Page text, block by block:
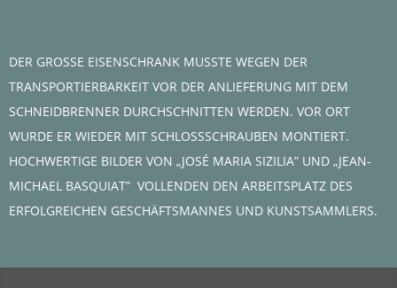
DER GROSSE EISENSCHRANK MUSSTE WEGEN DER
TRANSPORTIERBARKEIT VOR DER ANLIEFERUNG MIT DEM
SCHNEIDBRENNER DURCHSCHNITTEN WERDEN. VOR ORT
WURDE ER WIEDER MIT SCHLOSSSCHRAUBEN MONTIERT.
HOCHWERTIGE BILDER VON „JOSÉ MARIA SIZILIA” UND „JEAN-
MICHAEL BASQUIAT” VOLLENDEN DEN ARBEITSPLATZ DES
ERFOLGREICHEN GESCHÄFTSMANNES UND KUNSTSAMMLERS.